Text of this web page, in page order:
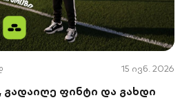
გამოყოფილი
15 ივნ. 2026
ფინტი და გახდი